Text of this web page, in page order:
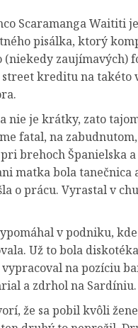
Scaramanga Waititi
pisálka, ktorý
zaujímavých)
kreditu na takéto
nie je krátky, zato
fatal, na
brehoch Španielska a
matka bola tanečnica
o prácu. Vyrastal v
v podniku,
Už to bola
na pozíciu
a zdrhol na Sardíniu.
že sa pobil kvôli